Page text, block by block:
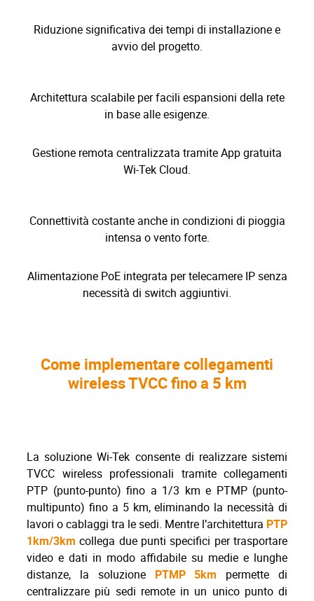
Riduzione significativa dei tempi di installazione e
avvio del progetto.
Architettura scalabile per facili espansioni della rete
in base alle esigenze.
Gestione remota centralizzata tramite App gratuita
Wi-Tek Cloud.
Connettività costante anche in condizioni di pioggia
intensa o vento forte.
Alimentazione PoE integrata per telecamere IP senza
necessità di switch aggiuntivi.
Come implementare collegamenti
wireless TVCC fino a 5 km
La soluzione Wi-Tek consente di realizzare sistemi
TVCC wireless professionali tramite collegamenti
PTP (punto-punto) fino a 1/3 km e PTMP (punto-
multipunto) fino a 5 km, eliminando la necessità di
lavori o cablaggi tra le sedi. Mentre l’architettura PTP
1km/3km collega due punti specifici per trasportare
video e dati in modo affidabile su medie e lunghe
distanze, la soluzione PTMP 5km permette di
centralizzare più sedi remote in un unico punto di